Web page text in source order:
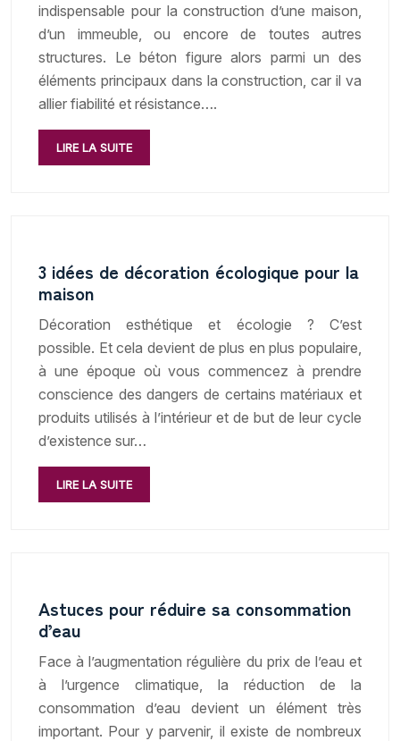
indispensable pour la construction d’une maison,
d’un immeuble, ou encore de toutes autres
structures. Le béton figure alors parmi un des
éléments principaux dans la construction, car il va
allier fiabilité et résistance….
LIRE LA SUITE
3 idées de décoration écologique pour la
maison
Décoration esthétique et écologie ? C’est
possible. Et cela devient de plus en plus populaire,
à une époque où vous commencez à prendre
conscience des dangers de certains matériaux et
produits utilisés à l’intérieur et de but de leur cycle
d’existence sur…
LIRE LA SUITE
Astuces pour réduire sa consommation
d’eau
Face à l’augmentation régulière du prix de l’eau et
à l’urgence climatique, la réduction de la
consommation d’eau devient un élément très
important. Pour y parvenir, il existe de nombreux